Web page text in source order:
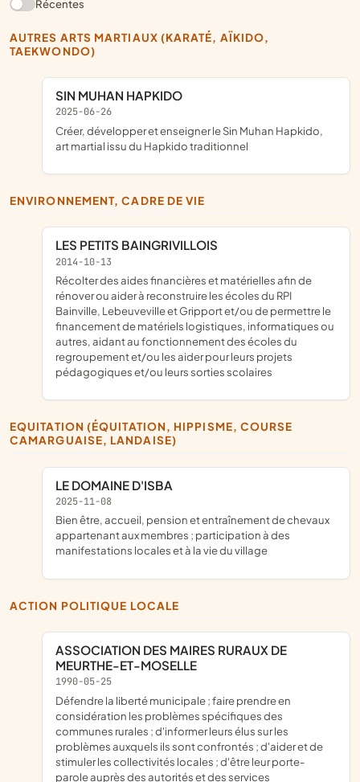
Récentes
AUTRES ARTS MARTIAUX (KARATÉ, AÏKIDO,
TAEKWONDO)
SIN MUHAN HAPKIDO
2025-06-26
créer, développer et enseigner le Sin Muhan Hapkido,
art martial issu du Hapkido traditionnel
ENVIRONNEMENT, CADRE DE VIE
LES PETITS BAINGRIVILLOIS
2014-10-13
récolter des aides financières et matérielles afin de
rénover ou aider à reconstruire les écoles du RPI
Bainville, Lebeuveville et Gripport et/ou de permettre le
financement de matériels logistiques, informatiques ou
autres, aidant au fonctionnement des écoles du
regroupement et/ou les aider pour leurs projets
pédagogiques et/ou leurs sorties scolaires
EQUITATION (ÉQUITATION, HIPPISME, COURSE
CAMARGUAISE, LANDAISE)
LE DOMAINE D'ISBA
2025-11-08
bien être, accueil, pension et entraînement de chevaux
appartenant aux membres ; participation à des
manifestations locales et à la vie du village
ACTION POLITIQUE LOCALE
ASSOCIATION DES MAIRES RURAUX DE
MEURTHE-ET-MOSELLE
1990-05-25
défendre la liberté municipale ; faire prendre en
considération les problèmes spécifiques des
communes rurales ; d'informer leurs élus sur les
problèmes auxquels ils sont confrontés ; d'aider et de
stimuler les collectivités locales ; d'être leur porte-
parole auprès des autorités et des services